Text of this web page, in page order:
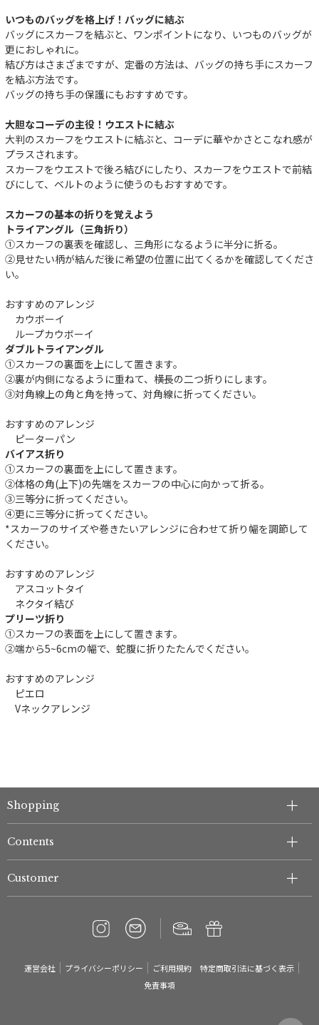
件
いつものバッグを格上げ！バッグに結ぶ
バッグにスカーフを結ぶと、ワンポイントになり、いつものバッグが
更におしゃれに。
結び方はさまざまですが、定番の方法は、バッグの持ち手にスカーフ
を結ぶ方法です。
バッグの持ち手の保護にもおすすめです。
大胆なコーデの主役！ウエストに結ぶ
大判のスカーフをウエストに結ぶと、コーデに華やかさとこなれ感が
プラスされます。
スカーフをウエストで後ろ結びにしたり、スカーフをウエストで前結
びにして、ベルトのように使うのもおすすめです。
スカーフの基本の折りを覚えよう
トライアングル（三角折り）
①スカーフの裏表を確認し、三角形になるように半分に折る。
②見せたい柄が結んだ後に希望の位置に出てくるかを確認してくださ
い。
おすすめのアレンジ
カウボーイ
ループカウボーイ
ダブルトライアングル
①スカーフの裏面を上にして置きます。
②裏が内側になるように重ねて、横長の二つ折りにします。
③対角線上の角と角を持って、対角線に折ってください。
おすすめのアレンジ
ピーターパン
バイアス折り
①スカーフの裏面を上にして置きます。
②体格の角(上下)の先端をスカーフの中心に向かって折る。
③三等分に折ってください。
④更に三等分に折ってください。
*スカーフのサイズや巻きたいアレンジに合わせて折り幅を調節して
ください。
おすすめのアレンジ
アスコットタイ
ネクタイ結び
プリーツ折り
①スカーフの表面を上にして置きます。
②端から5~6cmの幅で、蛇腹に折りたたんでください。
おすすめのアレンジ
ピエロ
Vネックアレンジ
Shopping
Contents
Customer
運営会社 プライバシーポリシー ご利用規約
特定商取引法に基づく表示
免責事項